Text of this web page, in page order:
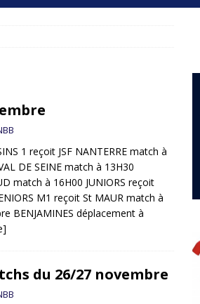
1 reçoit JSF NANTERRE match à
DE SEINE match à 13H30
match à 16H00 JUNIORS reçoit
M1 reçoit St MAUR match à
BENJAMINES déplacement à
du 26/27 novembre